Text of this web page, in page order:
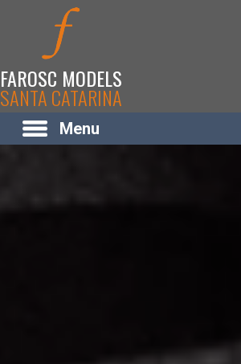
FAROSC MODELS
SANTA CATARINA
Menu